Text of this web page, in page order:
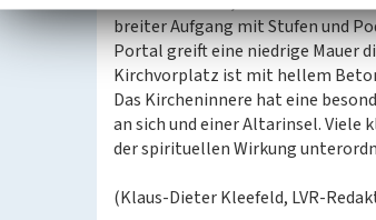
breiter Aufgang mit Stufen und
Portal greift eine niedrige Mauer
Kirchvorplatz ist mit hellem
Das Kircheninnere hat eine
an sich und einer Altarinsel. Viele
der spirituellen Wirkung
(Klaus-Dieter Kleefeld, LVR-